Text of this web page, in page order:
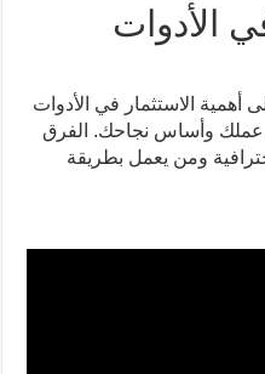
الأدوات
أهمية الاستثمار في الأدوات
عملك وأساس نجاحك. الفرق
ومن يعمل بطريقة